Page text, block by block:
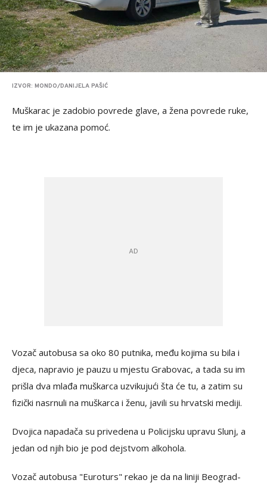
IZVOR: MONDO/DANIJELA PAŠIĆ
Muškarac je zadobio povrede glave, a žena povrede ruke,
te im je ukazana pomoć.
Vozač autobusa sa oko 80 putnika, među kojima su bila i
djeca, napravio je pauzu u mjestu Grabovac, a tada su im
prišla dva mlađa muškarca uzvikujući šta će tu, a zatim su
fizički nasrnuli na muškarca i ženu, javili su hrvatski mediji.
Dvojica napadača su privedena u Policijsku upravu Slunj, a
jedan od njih bio je pod dejstvom alkohola.
Vozač autobusa "Euroturs" rekao je da na liniji Beograd-